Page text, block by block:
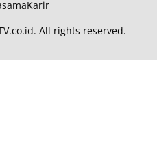
Karir
. All rights reserved.